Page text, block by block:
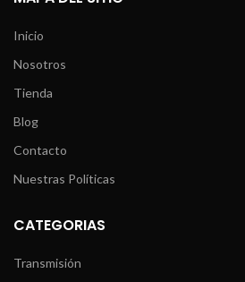
Inicio
Nosotros
Tienda
Blog
Contacto
Nuestras Políticas
CATEGORIAS
Transmisión